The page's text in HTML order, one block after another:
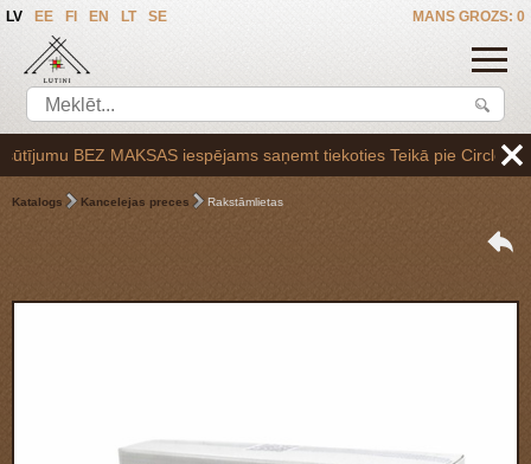
MANS GROZS: 0
LV EE FI EN LT SE
BEZ MAKSAS iespējams saņemt tiekoties Teikā pie Circle K
Katalogs Kancelejas preces Rakstāmlietas